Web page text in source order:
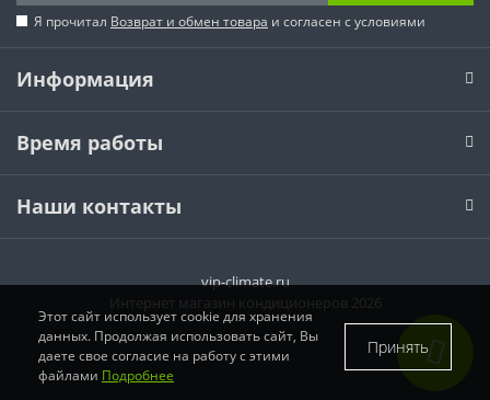
Я прочитал Возврат и обмен товара и согласен с условиями
Информация
Время работы
Наши контакты
vip-climate.ru
Интернет магазин кондиционеров 2026
Этот сайт использует cookie для хранения
данных. Продолжая использовать сайт, Вы
даете свое согласие на работу с этими
файлами Подробнее
Принять